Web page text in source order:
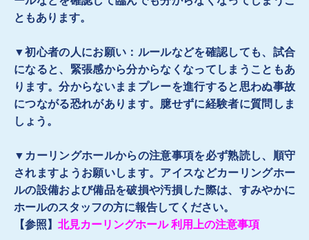
ともあります。
▼初心者の人にお願い：ルールなどを確認しても、試合
になると、緊張感から分からなくなってしまうこともあ
ります。分からないままプレーを進行すると思わぬ事故
につながる恐れがあります。臆せずに経験者に質問しま
しょう。
▼カーリングホールからの注意事項を必ず熟読し、順守
されますようお願いします。アイスなどカーリングホー
ルの設備および備品を破損や汚損した際は、すみやかに
ホールのスタッフの方に報告してください。
【参照】 北見カーリングホール 利用上の注意事項